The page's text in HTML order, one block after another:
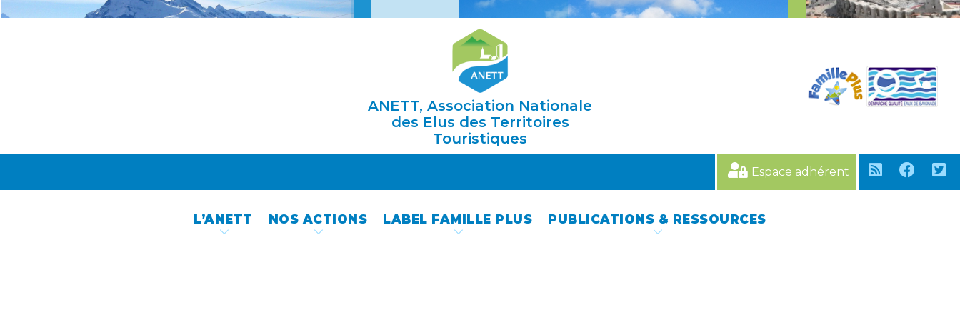
ANETT, Association Nationale
des Elus des Territoires
Touristiques
Espace adhérent
L’ANETT NOS ACTIONS LABEL FAMILLE PLUS PUBLICATIONS & RESSOURCES